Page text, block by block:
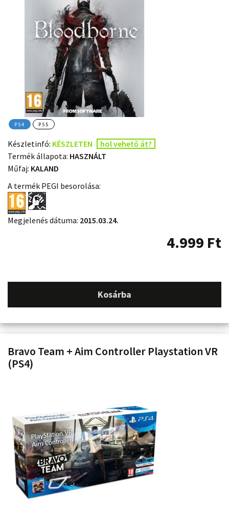
PS4 PS5
Készletinfó: KÉSZLETEN
hol vehető át?
Termék állapota: HASZNÁLT
Műfaj: KALAND
A termék PEGI besorolása:
Megjelenés dátuma: 2015.03.24.
4.999 Ft
Kosárba
Bravo Team + Aim Controller Playstation VR
(PS4)